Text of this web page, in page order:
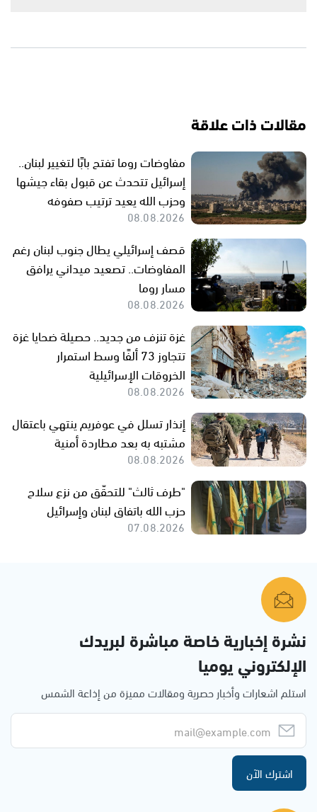
مقالات ذات علاقة
مفاوضات روما تفتح بابًا لتغيير لبنان..
إسرائيل تتحدث عن قبول بقاء جيشها
وحزب الله يعيد ترتيب صفوفه
08.08.2026
قصف إسرائيلي يطال جنوب لبنان رغم
المفاوضات.. تصعيد ميداني يرافق
مسار روما
08.08.2026
غزة تنزف من جديد.. حصيلة ضحايا غزة
تتجاوز 73 ألفًا وسط استمرار
الخروقات الإسرائيلية
08.08.2026
إنذار تسلل في عوفريم ينتهي باعتقال
مشتبه به بعد مطاردة أمنية
08.08.2026
"طرف ثالث" للتحقّق من نزع سلاح
حزب الله باتفاق لبنان وإسرائيل
07.08.2026
نشرة إخبارية خاصة مباشرة لبريدك
الإلكتروني يوميا
استلم اشعارات وأخبار حصرية ومقالات مميزة من إذاعة الشمس
اشترك الآن